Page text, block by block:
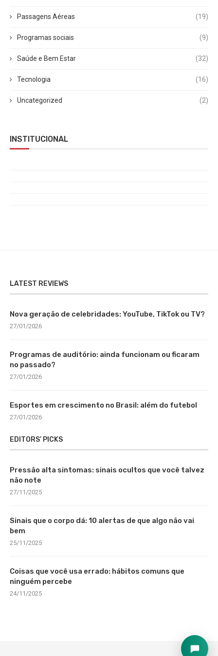
Passagens Aéreas (19)
Programas sociais (9)
Saúde e Bem Estar (32)
Tecnologia (16)
Uncategorized (2)
INSTITUCIONAL
LATEST REVIEWS
Nova geração de celebridades: YouTube, TikTok ou TV?
27/01/2026
Programas de auditório: ainda funcionam ou ficaram
no passado?
27/01/2026
Esportes em crescimento no Brasil: além do futebol
27/01/2026
EDITORS’ PICKS
Pressão alta sintomas: sinais ocultos que você talvez
não note
27/11/2025
Sinais que o corpo dá: 10 alertas de que algo não vai
bem
25/11/2025
Coisas que você usa errado: hábitos comuns que
ninguém percebe
24/11/2025